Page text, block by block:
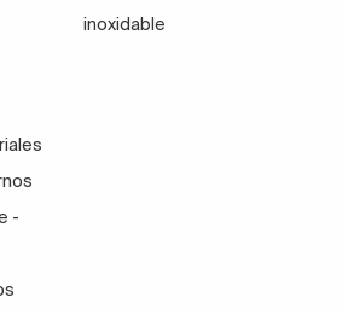
inoxidable
-